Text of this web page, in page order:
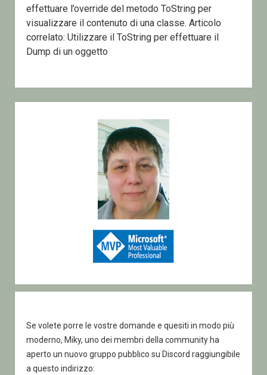
effettuare l’override del metodo ToString per
visualizzare il contenuto di una classe. Articolo
correlato: Utilizzare il ToString per effettuare il
Dump di un oggetto
Se volete porre le vostre domande e quesiti in modo più
moderno, Miky, uno dei membri della community ha
aperto un nuovo gruppo pubblico su Discord raggiungibile
a questo indirizzo: